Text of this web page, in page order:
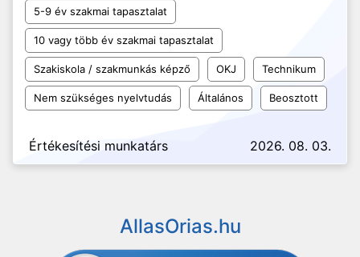
5-9 év szakmai tapasztalat
10 vagy több év szakmai tapasztalat
Szakiskola / szakmunkás képző OKJ Technikum
Nem szükséges nyelvtudás Általános Beosztott
Értékesítési munkatárs 2026. 08. 03.
AllasOrias.hu